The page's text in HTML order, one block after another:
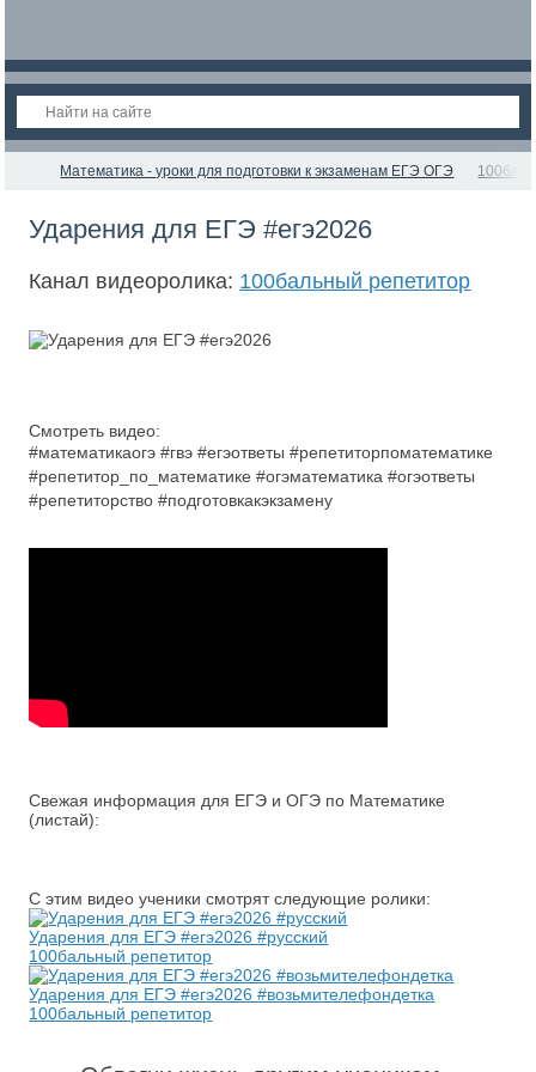
Математика - уроки для подготовки к экзаменам ЕГЭ ОГЭ
Ударения для ЕГЭ #егэ2026
Канал видеоролика: 100бальный репетитор
Смотреть видео:
#математикаогэ #гвэ #егэответы #репетиторпоматематике
#репетитор_по_математике #огэматематика #огэответы
#репетиторство #подготовкакэкзамену
Свежая информация для ЕГЭ и ОГЭ по Математике
(листай):
С этим видео ученики смотрят следующие ролики:
Ударения для ЕГЭ #егэ2026 #русский
100бальный репетитор
Ударения для ЕГЭ #егэ2026 #возьмителефондетка
100бальный репетитор